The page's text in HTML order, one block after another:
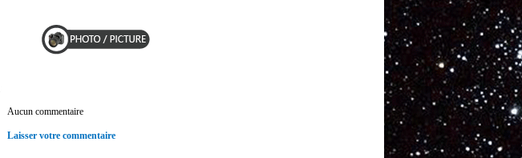
Aucun commentaire
Laisser votre commentaire